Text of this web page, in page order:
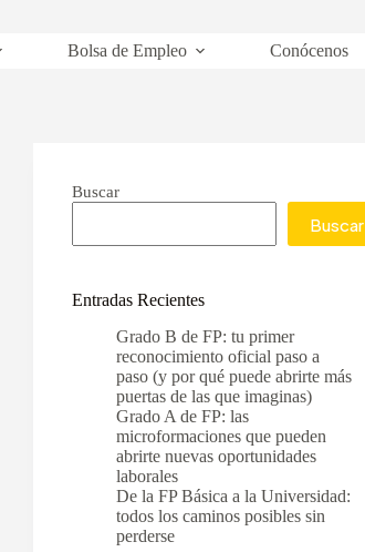
Bolsa de Empleo Conócenos
Buscar
Buscar
Entradas Recientes
Grado B de FP: tu primer
reconocimiento oficial paso a
paso (y por qué puede abrirte más
puertas de las que imaginas)
Grado A de FP: las
microformaciones que pueden
abrirte nuevas oportunidades
laborales
De la FP Básica a la Universidad:
todos los caminos posibles sin
perderse